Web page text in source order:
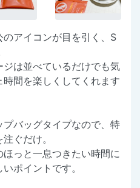
アイコンが目を引く、S
は並べているだけでも気
間を楽しくしてくれます
バッグタイプなので、特
ぐだけ。
っと一息つきたい時間に
ポイントです。